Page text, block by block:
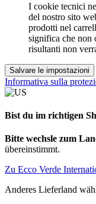
I cookie tecnici
del nostro sito
prodotti nel
significa che non
risultanti non
Salvare le impostazioni
Informativa sulla
Bist du im richtigen
Bitte wechsle zum
übereinstimmt.
Zu Ecco Verde
Anderes Lieferland